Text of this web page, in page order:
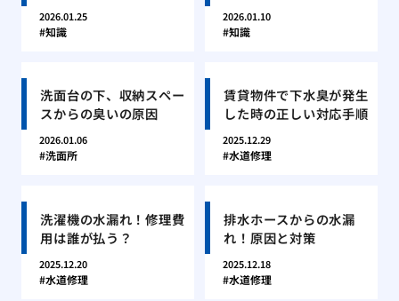
2026.01.25
知識
2026.01.10
知識
洗面台の下、収納スペー
スからの臭いの原因
2026.01.06
洗面所
賃貸物件で下水臭が発生
した時の正しい対応手順
2025.12.29
水道修理
洗濯機の水漏れ！修理費
用は誰が払う？
2025.12.20
水道修理
排水ホースからの水漏
れ！原因と対策
2025.12.18
水道修理